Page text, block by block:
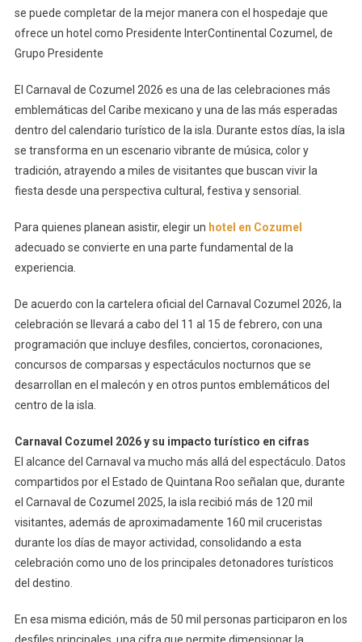
se puede completar de la mejor manera con el hospedaje que
ofrece un hotel como Presidente InterContinental Cozumel, de
Grupo Presidente
El Carnaval de Cozumel 2026 es una de las celebraciones más
emblemáticas del Caribe mexicano y una de las más esperadas
dentro del calendario turístico de la isla. Durante estos días, la isla
se transforma en un escenario vibrante de música, color y
tradición, atrayendo a miles de visitantes que buscan vivir la
fiesta desde una perspectiva cultural, festiva y sensorial.
Para quienes planean asistir, elegir un hotel en Cozumel
adecuado se convierte en una parte fundamental de la
experiencia.
De acuerdo con la cartelera oficial del Carnaval Cozumel 2026, la
celebración se llevará a cabo del 11 al 15 de febrero, con una
programación que incluye desfiles, conciertos, coronaciones,
concursos de comparsas y espectáculos nocturnos que se
desarrollan en el malecón y en otros puntos emblemáticos del
centro de la isla.
Carnaval Cozumel 2026 y su impacto turístico en cifras
El alcance del Carnaval va mucho más allá del espectáculo. Datos
compartidos por el Estado de Quintana Roo señalan que, durante
el Carnaval de Cozumel 2025, la isla recibió más de 120 mil
visitantes, además de aproximadamente 160 mil cruceristas
durante los días de mayor actividad, consolidando a esta
celebración como uno de los principales detonadores turísticos
del destino.
En esa misma edición, más de 50 mil personas participaron en los